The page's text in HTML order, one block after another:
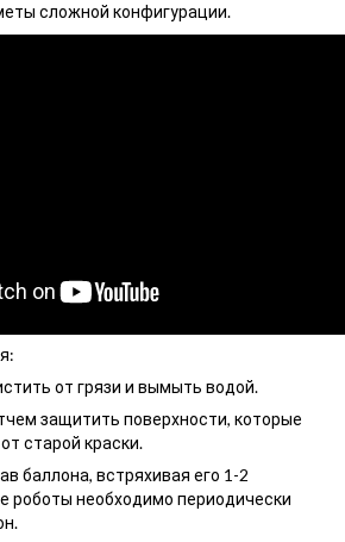
сложной конфигурации.
от грязи и вымыть водой.
защитить поверхности, которые
старой краски.
баллона, встряхивая его 1-2
роботы необходимо периодически